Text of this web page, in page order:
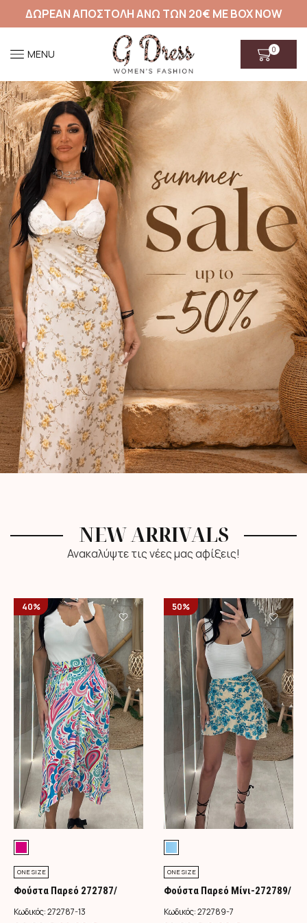
ΔΩΡΕΑΝ ΑΠΟΣΤΟΛΗ ΑΝΩ ΤΩΝ 20€ ΜΕ BOX NOW
MENU 0
NEW ARRIVALS
Ανακαλύψτε τις νέες μας αφίξεις!
40%
ONE SIZE
Φούστα Παρεό 272787/
Φούξια
Κωδικός:272787-13
50%
ONE SIZE
Φούστα Παρεό Μίνι-272789/
Τιρκουάζ
Κωδικός:272789-7